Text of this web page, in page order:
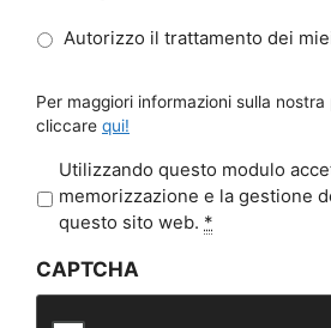
Autorizzo il trattamento dei
Per maggiori informazioni sulla
cliccare qui!
r
a
c
Utilizzando questo modulo
memorizzazione e la gestione
questo sito web. *
CAPTCHA